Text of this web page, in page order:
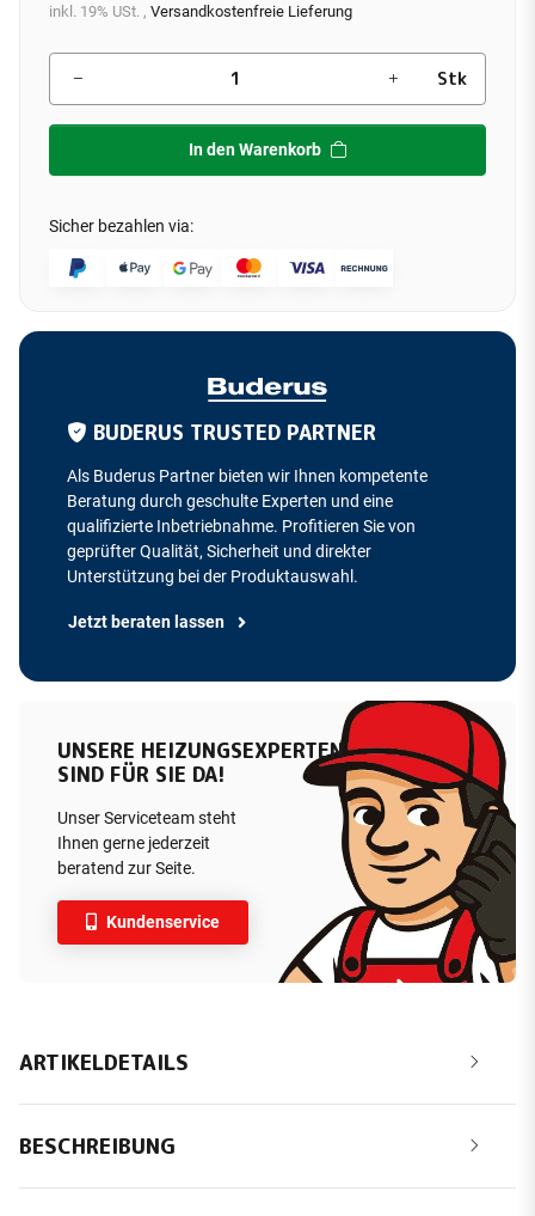
inkl. 19% USt. , Versandkostenfreie Lieferung
Stk
In den Warenkorb
Sicher bezahlen via:
BUDERUS TRUSTED PARTNER
Als Buderus Partner bieten wir Ihnen kompetente
Beratung durch geschulte Experten und eine
qualifizierte Inbetriebnahme. Profitieren Sie von
geprüfter Qualität, Sicherheit und direkter
Unterstützung bei der Produktauswahl.
Jetzt beraten lassen
UNSERE HEIZUNGSEXPERTEN
SIND FÜR SIE DA!
Unser Serviceteam steht
Ihnen gerne jederzeit
beratend zur Seite.
Kundenservice
ARTIKELDETAILS
BESCHREIBUNG